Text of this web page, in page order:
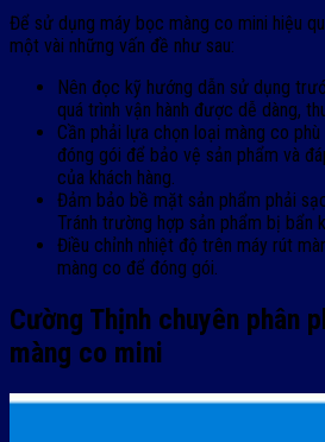
Để sử dụng máy bọc màng co mini hiệu
một vài những vấn đề như sau:
Nên đọc kỹ hướng dẫn sử dụng
quá trình vận hành được dễ dàng,
Cần phải lựa chọn loại màng co
đóng gói để bảo vệ sản phẩm và
của khách hàng.
Đảm bảo bề mặt sản phẩm phải
Tránh trường hợp sản phẩm bị bẩn
Điều chỉnh nhiệt độ trên máy rút
màng co để đóng gói.
Cường Thịnh chuyên phân
màng co mini